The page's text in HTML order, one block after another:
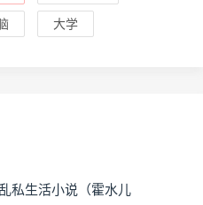
大学
私生活小说（霍水儿